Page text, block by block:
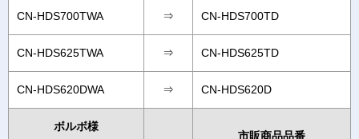
CN-HDS700TWA ⇒ CN-HDS700TD
CN-HDS625TWA ⇒ CN-HDS625TD
CN-HDS620DWA ⇒ CN-HDS620D
ボルボ様
市販商品品番